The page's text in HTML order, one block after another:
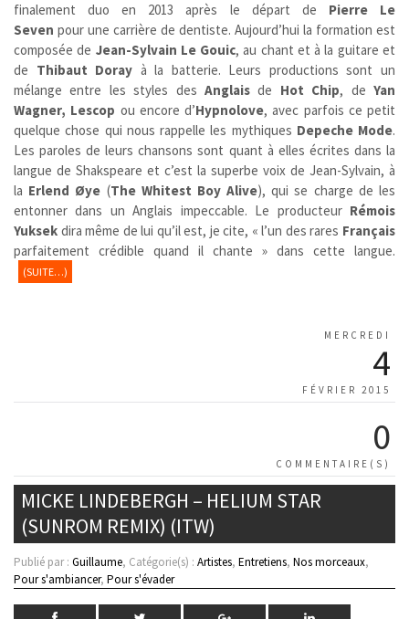
finalement duo en 2013 après le départ de Pierre Le
Seven pour une carrière de dentiste. Aujourd’hui la formation est
composée de Jean-Sylvain Le Gouic, au chant et à la guitare et
de Thibaut Doray à la batterie. Leurs productions sont un
mélange entre les styles des Anglais de Hot Chip, deYan
Wagner, Lescop ou encore d’Hypnolove, avec parfois ce petit
quelque chose qui nous rappelle les mythiques Depeche Mode.
Les paroles de leurs chansons sont quant à elles écrites dans la
langue de Shakspeare et c’est la superbe voix de Jean-Sylvain, à
la Erlend Øye (The Whitest Boy Alive), qui se charge de les
entonner dans un Anglais impeccable. Le producteur Rémois
Yuksek dira même de lui qu’il est, je cite, « l’un des rares Français
parfaitement crédible quand il chante » dans cette langue.
(SUITE…)
MERCREDI
4
FÉVRIER 2015
0
COMMENTAIRE(S)
MICKE LINDEBERGH – HELIUM STAR
(SUNROM REMIX) (ITW)
Publié par : Guillaume, Catégorie(s) : Artistes, Entretiens, Nos morceaux,
Pour s'ambiancer, Pour s'évader